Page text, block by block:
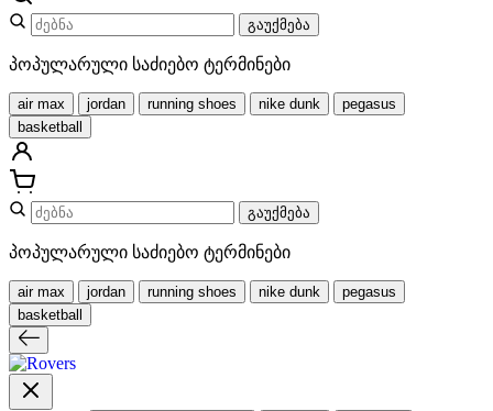
გაუქმება
პოპულარული საძიებო ტერმინები
air max jordan running shoes nike dunk
pegasus
basketball
გაუქმება
პოპულარული საძიებო ტერმინები
air max jordan running shoes nike dunk
pegasus
basketball